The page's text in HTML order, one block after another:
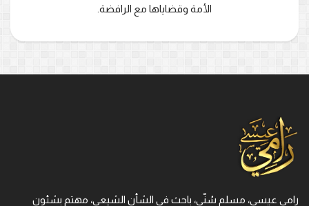
الأمة وقضاياها مع الرافضة.
رامي عيسى، مسلم سُنّي، باحث في الشأن الشيعي، مهتم بشئون